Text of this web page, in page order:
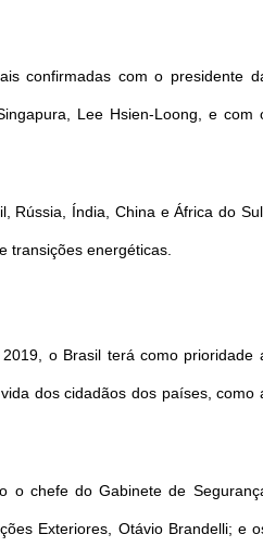
confirmadas com o presidente
Lee Hsien-Loong, e com
Rússia, Índia, China e África do
transições energéticas.
o Brasil terá como prioridade
dos cidadãos dos países, como
o chefe do Gabinete de
Exteriores, Otávio Brandelli; e